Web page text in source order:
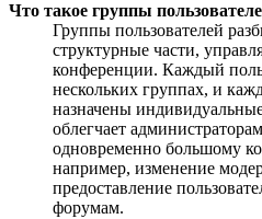
Что такое группы
Группы пользователей
структурные части,
конференции. Каждый
нескольких группах, и
назначены
облегчает
одновременно большому
например, изменение
предоставление
форумам.